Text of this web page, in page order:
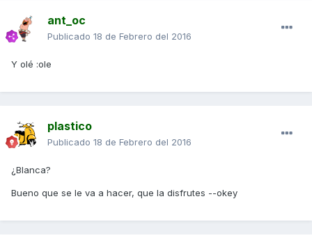
ant_oc
Publicado 18 de Febrero del 2016
Y olé :ole
plastico
Publicado 18 de Febrero del 2016
¿Blanca?
Bueno que se le va a hacer, que la disfrutes --okey